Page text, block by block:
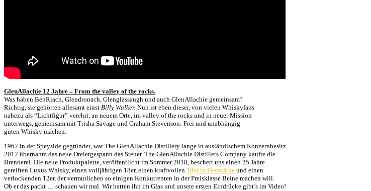
GlenAllachie 12 Jahre – From the valley of the rocks.
Was haben BenRiach, Glendronach, Glenglassaugh und auch GlenAllachie gemeinsam?
Richtig, sie gehörten allesamt einst Billy Walker. Nun ist eben dieser, von vielen Whiskyfans
nahezu als “Lichtfigur” verehrt, an neuem Orte, im valley of the rocks und in neuer Mission
unterwegs, gemeinsam mit Trisha Savage und Graham Stevenson: Frei und unabhängig
guten Whisky machen.
1967 in der Speyside gegründet, war The GlenAllachie Distillery lange in ausländischem Konzernbesitz.
2017 übernahm das neue Dreiergespann das Steuer. The GlenAllachie Distillers Company kaufte die
Brennerei. Die neue Produktpalette, veröffentlicht im Sommer 2018, beschert uns einen 25 Jahre
gereiften Luxus Whisky, einen volljährigen 18er, einen kraftvollen 10er in Fassstärke und einen
verlockenden 12er, der vermutlichen so einigen Konkurrenten in der Preisklasse Beine machen will.
Ob er das packt … schauen wir mal. Wir hatten ihn im Glas und unsere ersten Eindrücke gibt’s im Video!